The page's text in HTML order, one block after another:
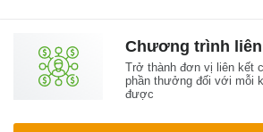
Chương trình
Trở thành đơn vị liên kết
phần thưởng đối với mỗi
được